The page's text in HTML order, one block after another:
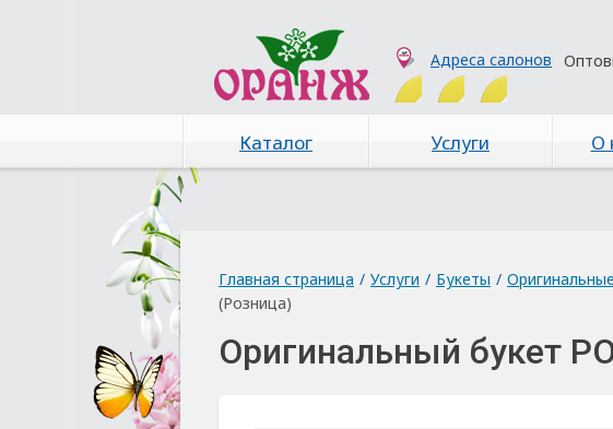
Адреса салонов
Каталог Услуги О
Главная страница / Услуги / Букеты /
(Розница)
Оригинальный букет